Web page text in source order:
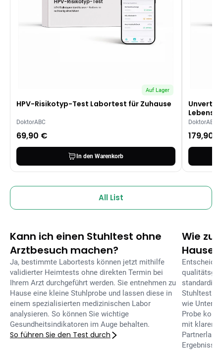
Auf Lager
HPV-Risikotyp-Test Labortest für Zuhause
DoktorABC
69,90 €
In den Warenkorb
DoktorABC
179,90 €
All List
Kann ich einen Stuhltest ohne
Arztbesuch machen?
Ja, bestimmte Labortests können jetzt mithilfe
validierter Heimtests ohne direkten Termin bei
Ihrem Arzt durchgeführt werden. Sie entnehmen zu
Hause eine kleine Stuhlprobe und lassen diese in
einem spezialisierten medizinischen Labor
analysieren. So können Sie wichtige
Gesundheitsindikatoren im Auge behalten.
So führen Sie den Test durch
Wie
Hause?
Stuhltests
wie
Probe
mit klaren
Ergebnisse